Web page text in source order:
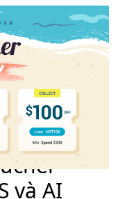
và AI